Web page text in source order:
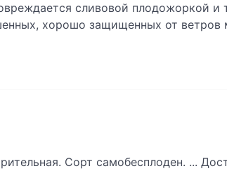
сливовой плодожоркой и
хорошо защищенных от ветров
Сорт самобесплоден. ...